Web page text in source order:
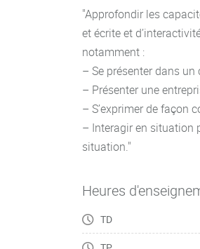
et décrire des tendances
– Maîtriser le
– Argumenter et
"Approfondir les
et écrite et
notamment :
– Se présenter dans
– Présenter une
– S’exprimer de façon
– Interagir en situation
situation."
Heures
TD